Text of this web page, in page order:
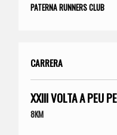
PATERNA RUNNERS CLUB
CARRERA
XXIII VOLTA A PEU
8KM